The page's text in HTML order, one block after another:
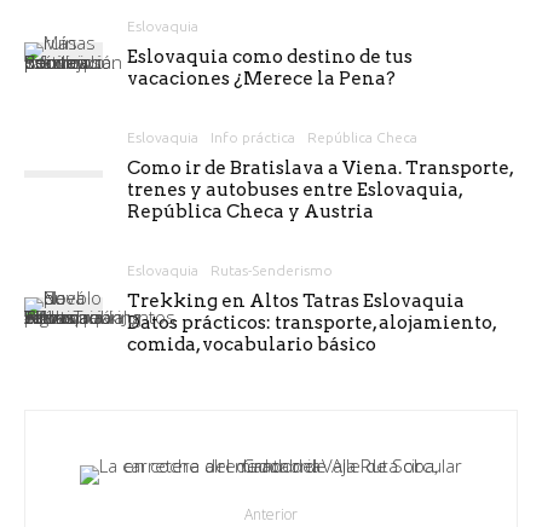
Eslovaquia
Eslovaquia como destino de tus
vacaciones ¿Merece la Pena?
Eslovaquia Info práctica República Checa
Como ir de Bratislava a Viena. Transporte,
trenes y autobuses entre Eslovaquia,
República Checa y Austria
Eslovaquia Rutas-Senderismo
Trekking en Altos Tatras Eslovaquia
Datos prácticos: transporte, alojamiento,
comida, vocabulario básico
Anterior